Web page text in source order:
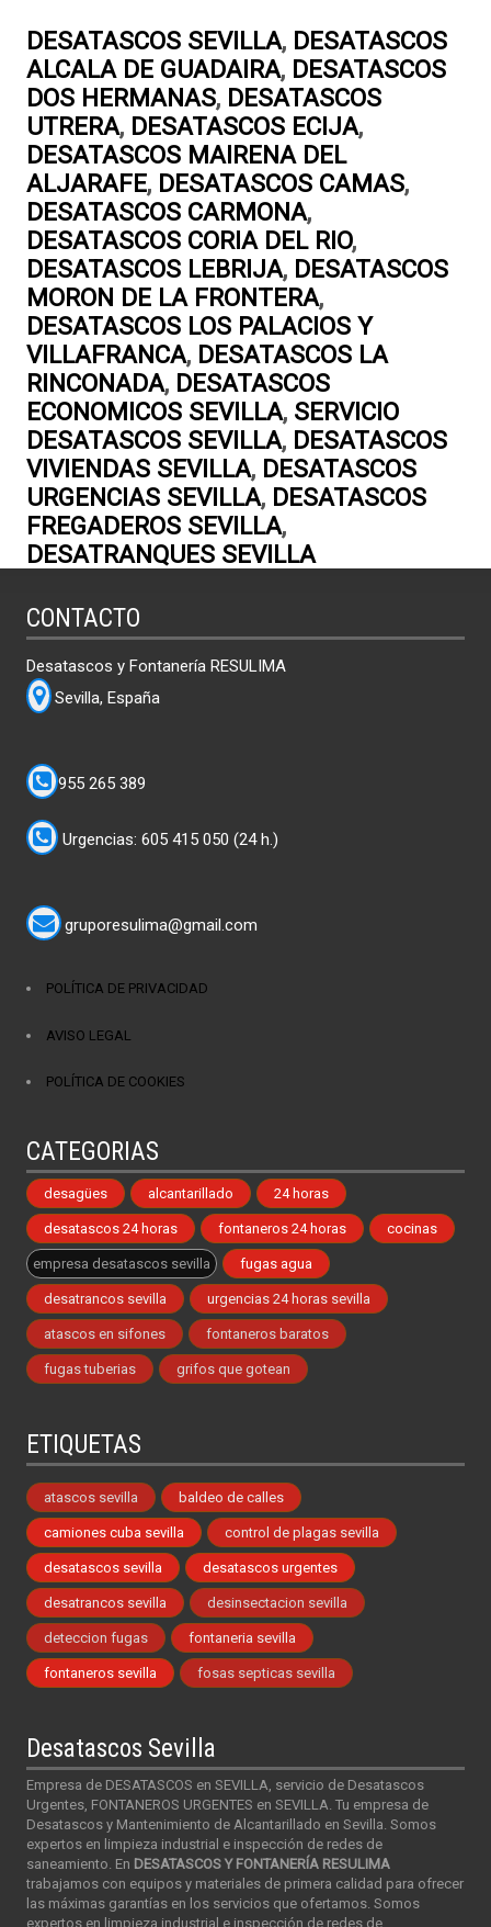
DESATASCOS SEVILLA, DESATASCOS
ALCALA DE GUADAIRA, DESATASCOS
DOS HERMANAS, DESATASCOS
UTRERA, DESATASCOS ECIJA,
DESATASCOS MAIRENA DEL
ALJARAFE, DESATASCOS CAMAS,
DESATASCOS CARMONA,
DESATASCOS CORIA DEL RIO,
DESATASCOS LEBRIJA, DESATASCOS
MORON DE LA FRONTERA,
DESATASCOS LOS PALACIOS Y
VILLAFRANCA, DESATASCOS LA
RINCONADA, DESATASCOS
ECONOMICOS SEVILLA, SERVICIO
DESATASCOS SEVILLA, DESATASCOS
VIVIENDAS SEVILLA, DESATASCOS
URGENCIAS SEVILLA, DESATASCOS
FREGADEROS SEVILLA,
DESATRANQUES SEVILLA
CONTACTO
Desatascos y Fontanería RESULIMA
Sevilla, España
955 265 389
Urgencias: 605 415 050 (24 h.)
gruporesulima@gmail.com
POLÍTICA DE PRIVACIDAD
AVISO LEGAL
POLÍTICA DE COOKIES
CATEGORIAS
desagües alcantarillado 24 horas
desatascos 24 horas fontaneros 24 horas cocinas
empresa desatascos sevilla fugas agua
desatrancos sevilla urgencias 24 horas sevilla
atascos en sifones fontaneros baratos
fugas tuberias grifos que gotean
ETIQUETAS
atascos sevilla baldeo de calles
camiones cuba sevilla control de plagas sevilla
desatascos sevilla desatascos urgentes
desatrancos sevilla desinsectacion sevilla
deteccion fugas fontaneria sevilla
fontaneros sevilla fosas septicas sevilla
Desatascos Sevilla
Empresa de DESATASCOS en SEVILLA, servicio de Desatascos
Urgentes, FONTANEROS URGENTES en SEVILLA. Tu empresa de
Desatascos y Mantenimiento de Alcantarillado en Sevilla. Somos
expertos en limpieza industrial e inspección de redes de
saneamiento. En DESATASCOS Y FONTANERÍA RESULIMA
trabajamos con equipos y materiales de primera calidad para ofrecer
las máximas garantías en los servicios que ofertamos. Somos
expertos en limpieza industrial e inspección de redes de